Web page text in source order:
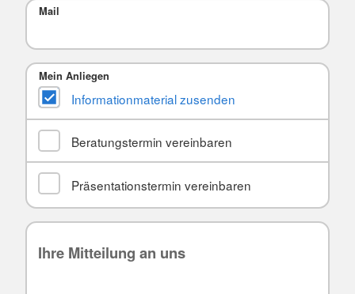
Mail
Mein Anliegen
Informationmaterial zusenden
Beratungstermin vereinbaren
Präsentationstermin vereinbaren